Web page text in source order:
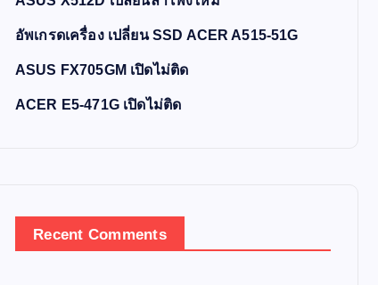
อัพเกรดเครื่อง เปลี่ยน SSD ACER A515-51G
ASUS FX705GM เปิดไม่ติด
ACER E5-471G เปิดไม่ติด
Recent Comments